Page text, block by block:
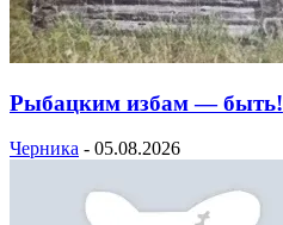
Рыбацким избам — быть!
Черника - 05.08.2026